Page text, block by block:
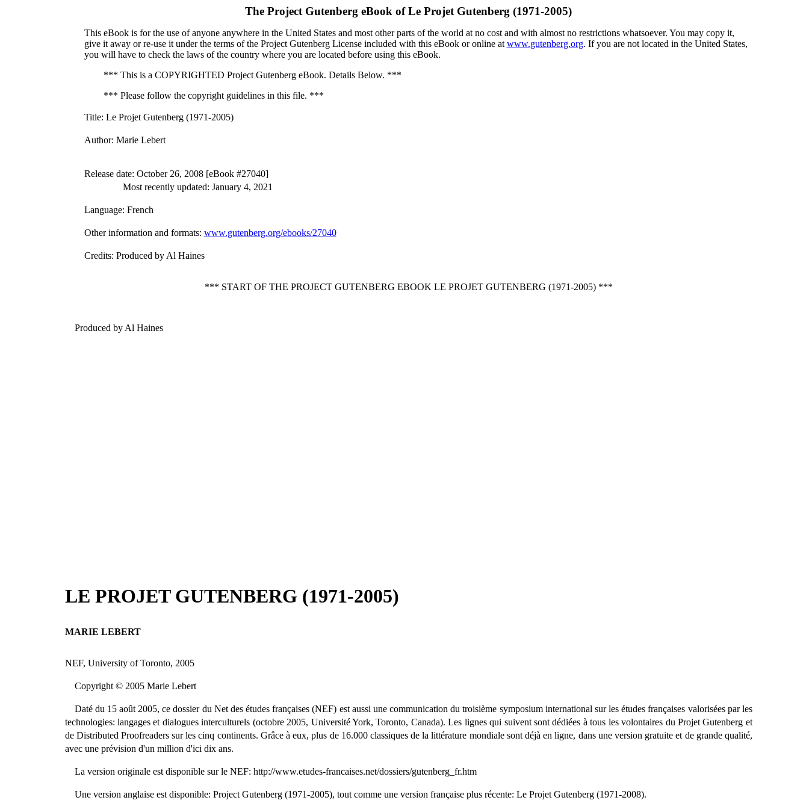
The Project Gutenberg eBook ofLe Projet Gutenberg (1971-2005)
This eBook is for the use of anyone anywhere in the United States and most other parts of the world at no cost and with almost no restrictions whatsoever. You may copy it,
give it away or re-use it under the terms of the Project Gutenberg License included with this eBook or online at www.gutenberg.org. If you are not located in the United States,
you will have to check the laws of the country where you are located before using this eBook.
*** This is a COPYRIGHTED Project Gutenberg eBook. Details Below. ***
*** Please follow the copyright guidelines in this file. ***
Title: Le Projet Gutenberg (1971-2005)
Author: Marie Lebert
Release date: October 26, 2008 [eBook #27040]
Most recently updated: January 4, 2021
Language: French
Other information and formats: www.gutenberg.org/ebooks/27040
Credits: Produced by Al Haines
*** START OF THE PROJECT GUTENBERG EBOOK LE PROJET GUTENBERG (1971-2005) ***
Produced by Al Haines
LE PROJET GUTENBERG (1971-2005)
MARIE LEBERT
NEF, University of Toronto, 2005
Copyright © 2005 Marie Lebert
Daté du 15 août 2005, ce dossier du Net des études françaises (NEF) est aussi une communication du troisième symposium international sur les études françaises valorisées par les
technologies: langages et dialogues interculturels (octobre 2005, Université York, Toronto, Canada). Les lignes qui suivent sont dédiées à tous les volontaires du Projet Gutenberg et
de Distributed Proofreaders sur les cinq continents. Grâce à eux, plus de 16.000 classiques de la littérature mondiale sont déjà en ligne, dans une version gratuite et de grande qualité,
avec une prévision d'un million d'ici dix ans.
La version originale est disponible sur le NEF: http://www.etudes-francaises.net/dossiers/gutenberg_fr.htm
Une version anglaise est disponible: Project Gutenberg (1971-2005), tout comme une version française plus récente: Le Projet Gutenberg (1971-2008).